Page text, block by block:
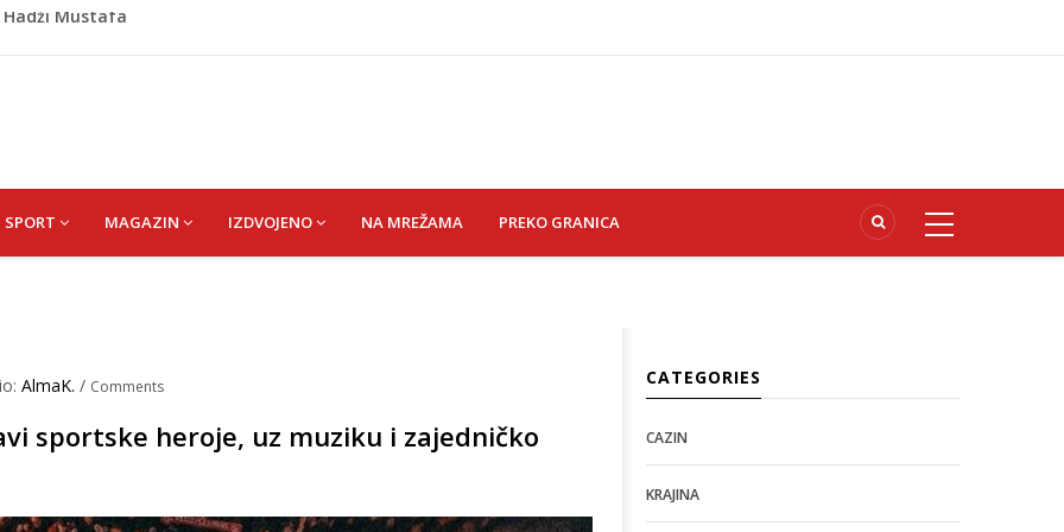
rukovodstvo FK Sarajevo
okončano „Lito moje medeno 2026“
Mustafa
SPORT MAGAZIN IZDVOJENO NA MREŽAMA PREKO GRANICA
AlmaK. / Comments
sportske heroje, uz muziku i zajedničko
CATEGORIES
CAZIN
KRAJINA